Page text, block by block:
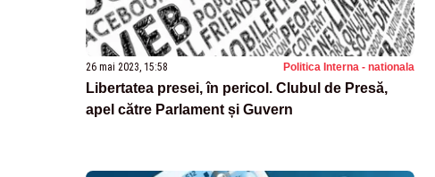
26 mai 2023, 15:58 Politica Interna - nationala
Libertatea presei, în pericol. Clubul de Presă,
apel către Parlament și Guvern